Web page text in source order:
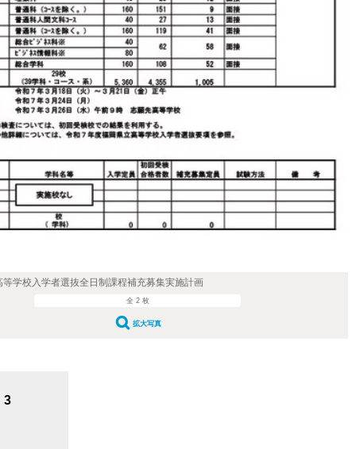
学校入学者選抜全日制課程補充募集実施計画
全 2 枚
拡大写真
3